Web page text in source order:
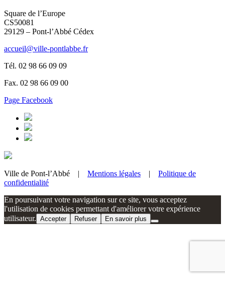
Square de l’Europe
CS50081
29129 – Pont-l’Abbé Cédex
accueil@ville-pontlabbe.fr
Tél. 02 98 66 09 09
Fax. 02 98 66 09 00
Page Facebook
Ville de Pont-l’Abbé | Mentions légales | Politique de
confidentialité
En poursuivant votre navigation sur ce site, vous acceptez
l'utilisation de cookies permettant d'améliorer votre expérience
utilisateur. Accepter Refuser En savoir plus